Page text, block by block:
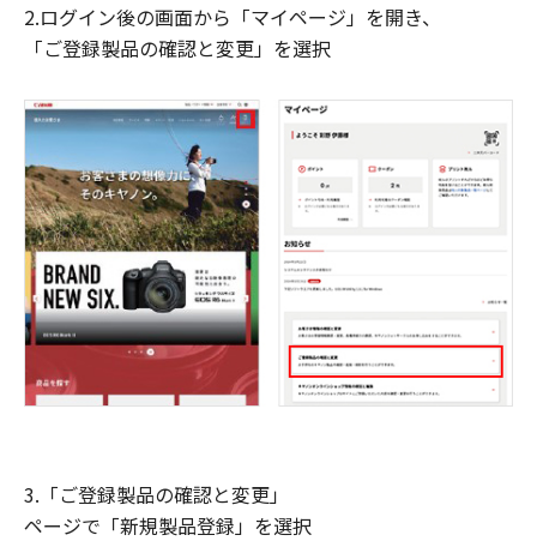
2.ログイン後の画面から「マイページ」を開き、
「ご登録製品の確認と変更」を選択
3.「ご登録製品の確認と変更」
ページで「新規製品登録」を選択